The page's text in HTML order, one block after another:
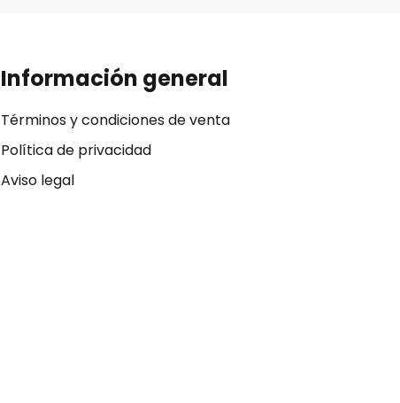
Información general
Términos y condiciones de venta
Política de privacidad
Aviso legal